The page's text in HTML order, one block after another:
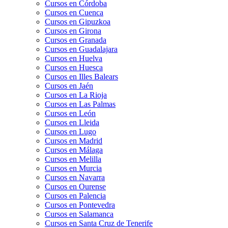
Cursos en Córdoba
Cursos en Cuenca
Cursos en Gipuzkoa
Cursos en Girona
Cursos en Granada
Cursos en Guadalajara
Cursos en Huelva
Cursos en Huesca
Cursos en Illes Balears
Cursos en Jaén
Cursos en La Rioja
Cursos en Las Palmas
Cursos en León
Cursos en Lleida
Cursos en Lugo
Cursos en Madrid
Cursos en Málaga
Cursos en Melilla
Cursos en Murcia
Cursos en Navarra
Cursos en Ourense
Cursos en Palencia
Cursos en Pontevedra
Cursos en Salamanca
Cursos en Santa Cruz de Tenerife